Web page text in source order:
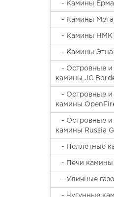
- Камины
- Камины
- Камины НМК
- Камины Этна
- Островные и
камины JC
- Островные и
камины
- Островные и
камины Russia
- Пеллетные
- Печи камины
- Уличные
- Чугунные